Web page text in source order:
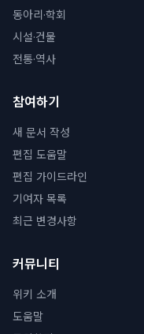
동아리·학회
시설·건물
전통·역사
참여하기
새 문서 작성
편집 도움말
편집 가이드라인
기여자 목록
최근 변경사항
커뮤니티
위키 소개
도움말